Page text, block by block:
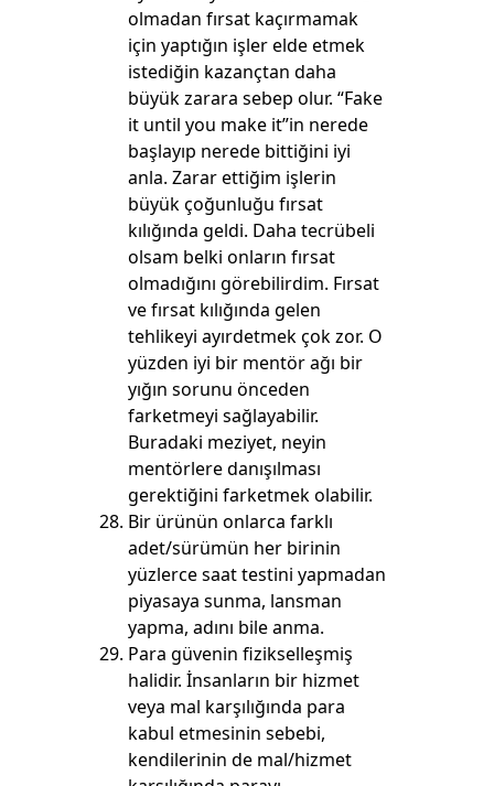
olmadan fırsat kaçırmamak
için yaptığın işler elde etmek
istediğin kazançtan daha
büyük zarara sebep olur. “Fake
it until you make it”in nerede
başlayıp nerede bittiğini iyi
anla. Zarar ettiğim işlerin
büyük çoğunluğu fırsat
kılığında geldi. Daha tecrübeli
olsam belki onların fırsat
olmadığını görebilirdim. Fırsat
ve fırsat kılığında gelen
tehlikeyi ayırdetmek çok zor. O
yüzden iyi bir mentör ağı bir
yığın sorunu önceden
farketmeyi sağlayabilir.
Buradaki meziyet, neyin
mentörlere danışılması
gerektiğini farketmek olabilir.
Bir ürünün onlarca farklı
adet/sürümün her birinin
yüzlerce saat testini yapmadan
piyasaya sunma, lansman
yapma, adını bile anma.
Para güvenin fizikselleşmiş
halidir. İnsanların bir hizmet
veya mal karşılığında para
kabul etmesinin sebebi,
kendilerinin de mal/hizmet